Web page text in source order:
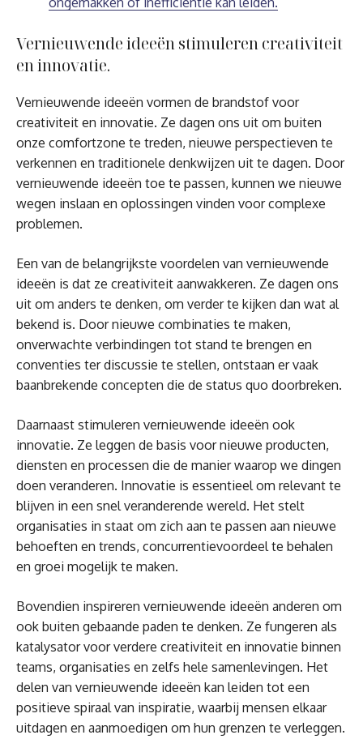
Vernieuwende ideeën stimuleren creativiteit
en innovatie.
Vernieuwende ideeën vormen de brandstof voor
creativiteit en innovatie. Ze dagen ons uit om buiten
onze comfortzone te treden, nieuwe perspectieven te
verkennen en traditionele denkwijzen uit te dagen. Door
vernieuwende ideeën toe te passen, kunnen we nieuwe
wegen inslaan en oplossingen vinden voor complexe
problemen.
Een van de belangrijkste voordelen van vernieuwende
ideeën is dat ze creativiteit aanwakkeren. Ze dagen ons
uit om anders te denken, om verder te kijken dan wat al
bekend is. Door nieuwe combinaties te maken,
onverwachte verbindingen tot stand te brengen en
conventies ter discussie te stellen, ontstaan er vaak
baanbrekende concepten die de status quo doorbreken.
Daarnaast stimuleren vernieuwende ideeën ook
innovatie. Ze leggen de basis voor nieuwe producten,
diensten en processen die de manier waarop we dingen
doen veranderen. Innovatie is essentieel om relevant te
blijven in een snel veranderende wereld. Het stelt
organisaties in staat om zich aan te passen aan nieuwe
behoeften en trends, concurrentievoordeel te behalen
en groei mogelijk te maken.
Bovendien inspireren vernieuwende ideeën anderen om
ook buiten gebaande paden te denken. Ze fungeren als
katalysator voor verdere creativiteit en innovatie binnen
teams, organisaties en zelfs hele samenlevingen. Het
delen van vernieuwende ideeën kan leiden tot een
positieve spiraal van inspiratie, waarbij mensen elkaar
uitdagen en aanmoedigen om hun grenzen te verleggen.